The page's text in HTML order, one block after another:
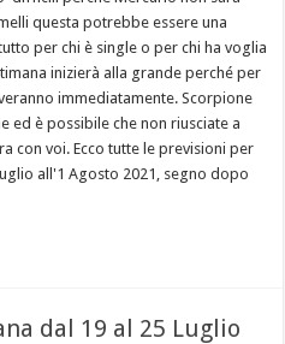
questa potrebbe essere una
per chi è single o per chi ha voglia
inizierà alla grande perché per
immediatamente. Scorpione
ed è possibile che non riusciate a
con voi. Ecco tutte le previsioni per
all'1 Agosto 2021, segno dopo
dal 19 al 25 Luglio